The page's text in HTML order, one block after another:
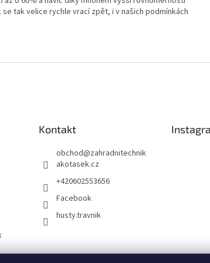
tak velice rychle vrací zpět, i v našich podmínkách
Kontakt
obchod@zahradnitechnik
akotasek.cz
+420602553656
Facebook
husty.travnik